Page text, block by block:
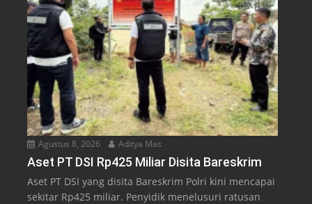
Agustus 8, 2026 Aditya Mas
Aset PT DSI Rp425 Miliar Disita Bareskrim
Aset PT DSI yang disita Bareskrim Polri kini mencapai
sekitar Rp425 miliar. Penyidik menelusuri ratusan